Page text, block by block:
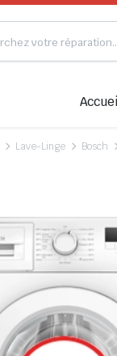
Accueil
Lave-Linge Bosch